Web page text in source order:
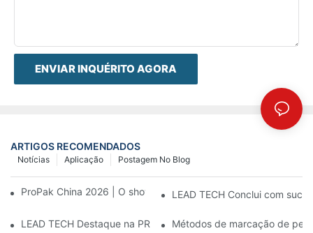
ENVIAR INQUÉRITO AGORA
ARTIGOS RECOMENDADOS
Postagem No Blog
Aplicação
Notícias
ProPak China 2026 | O show termina, nosso serviço não.
LEAD TECH Conclui com
LEAD TECH Destaque na PR Newswire: Apresentação de
Métodos de marcação de